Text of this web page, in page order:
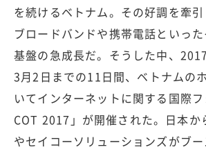
を続けるベトナム。その好調を牽引
ブロードバンドや携帯電話といっ
基盤の急成長だ。そうした中、
3月2日までの11日間、ベトナムの
いてインターネットに関する国際
COT 2017」が開催された。日本か
やセイコーソリューションズがブ